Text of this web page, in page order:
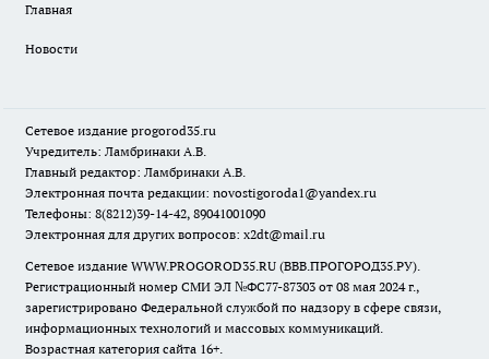
Главная
Новости
Сетевое издание progorod35.ru
Учредитель: Ламбринаки А.В.
Главный редактор: Ламбринаки А.В.
Электронная почта редакции: novostigoroda1@yandex.ru
Телефоны: 8(8212)39-14-42, 89041001090
Электронная для других вопросов: x2dt@mail.ru
Сетевое издание WWW.PROGOROD35.RU (ВВВ.ПРОГОРОД35.РУ).
Регистрационный номер СМИ ЭЛ №ФС77-87303 от 08 мая 2024 г.,
зарегистрировано Федеральной службой по надзору в сфере связи,
информационных технологий и массовых коммуникаций.
Возрастная категория сайта 16+.